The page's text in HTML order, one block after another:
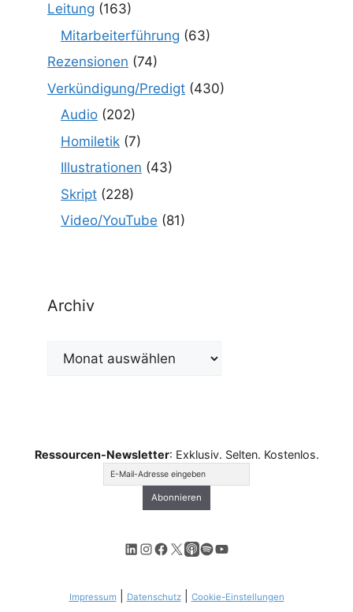
Leitung (163)
Mitarbeiterführung (63)
Rezensionen (74)
Verkündigung/Predigt (430)
Audio (202)
Homiletik (7)
Illustrationen (43)
Skript (228)
Video/YouTube (81)
Archiv
Archiv
Ressourcen-Newsletter: Exklusiv. Selten. Kostenlos.
LinkedIn
Instagram
Facebook
X Apple Podcasts
Spotify
YouTube
Impressum| Datenschutz| Cookie-Einstellungen